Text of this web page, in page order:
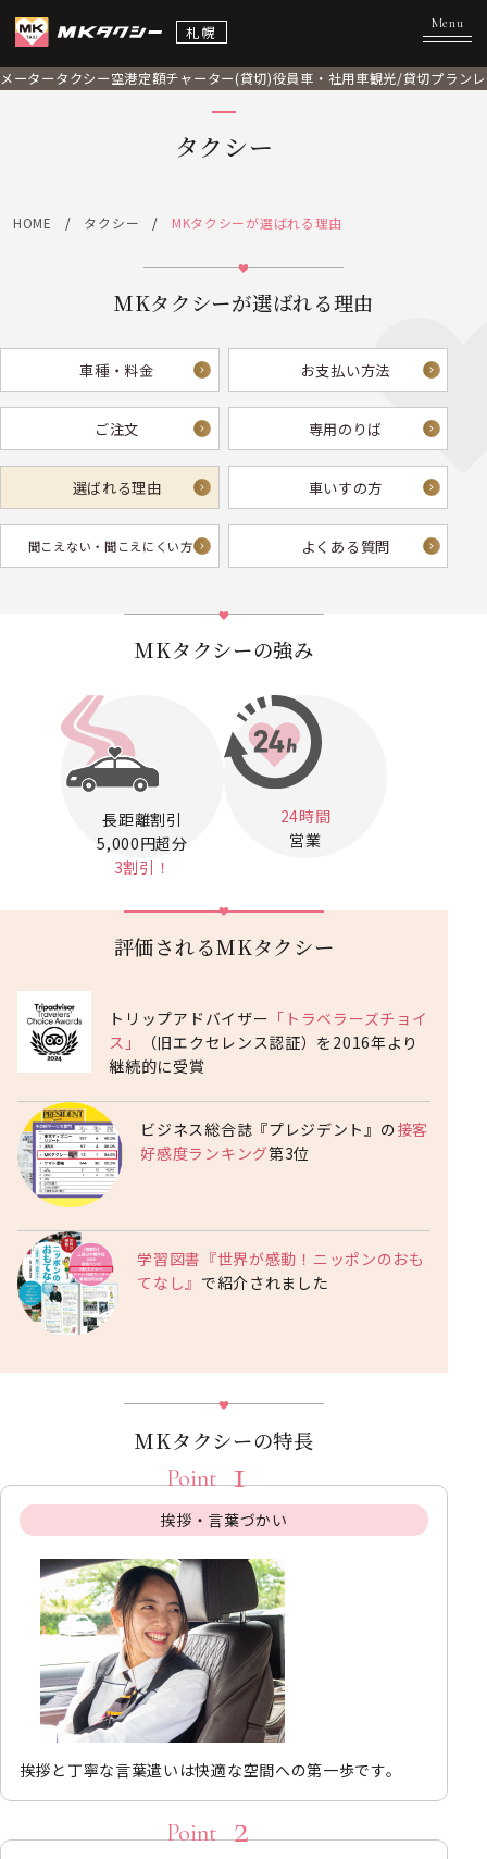
札幌
メータータクシー空港定額チャーター(貸切)役員車・社用車観光/貸切プラン
タクシー
HOME タクシー MKタクシーが選ばれる理由
MKタクシーが選ばれる理由
車種・料金 お支払い方法
ご注文 専用のりば
選ばれる理由 車いすの方
聞こえない・ 聞こえにくい方へ よくある質問
MKタクシーの強み
長距離割引
5,000円超分
3割引！
24時間
営業
評価されるMKタクシー
トリップアドバイザー 「トラベラーズチョイ
ス」
（旧エクセレンス認証）を2016年より
継続的に受賞
ビジネス総合誌『プレジデント』の接客
好感度ランキング第3位
学習図書『世界が感動！ニッポンのおも
てなし』 で紹介されました
MKタクシーの特長
挨拶・言葉づかい
挨拶と丁寧な言葉遣いは快適な空間への第一歩です。